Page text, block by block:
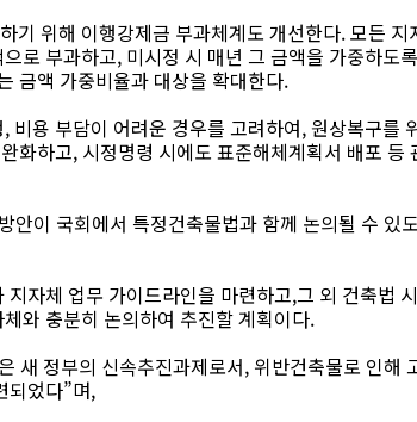
기 위해 이행강제금 부과체계도 개선한다. 모든 지
로 부과하고, 미시정 시 매년 그 금액을 가중하도
금액 가중비율과 대상을 확대한다.
비용 부담이 어려운 경우를 고려하여, 원상복구를
화하고, 시정명령 시에도 표준해체계획서 배포 등
이 국회에서 특정건축물법과 함께 논의될 수 있
자체 업무 가이드라인을 마련하고,그 외 건축법
와 충분히 논의하여 추진할 계획이다.
새 정부의 신속추진과제로서, 위반건축물로 인해
되었다”며,